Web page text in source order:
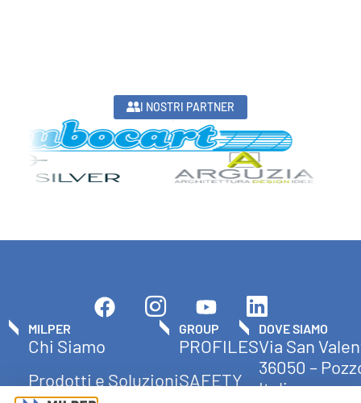
I NOSTRI PARTNER
MILPER
Chi Siamo
Prodotti e Soluzioni
GROUP
PROFILES
SAFETY
DOVE SIAMO
Via San
36050 –
Italia